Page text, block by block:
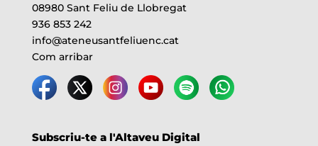
08980 Sant Feliu de Llobregat
936 853 242
info@ateneusantfeliuenc.cat
Com arribar
Subscriu-te a l'Altaveu Digital